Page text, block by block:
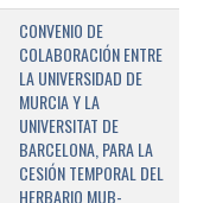
CONVENIO DE
COLABORACIÓN ENTRE
LA UNIVERSIDAD DE
MURCIA Y LA
UNIVERSITAT DE
BARCELONA, PARA LA
CESIÓN TEMPORAL DEL
HERBARIO MUB-